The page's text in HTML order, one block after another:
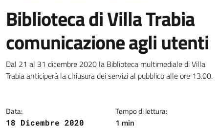
Biblioteca di Villa Trabia
comunicazione agli utenti
Dettagli della notizia
Dal 21 al 31 dicembre 2020 la Biblioteca multimediale di Villa
Trabia anticiperà la chiusura dei servizi al pubblico alle ore 13.00.
Data:
18 Dicembre 2020
Tempo di lettura:
1 min